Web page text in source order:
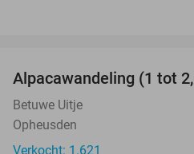
Alpacawandeling (1 tot
Betuwe Uitje
Opheusden
Verkocht: 1.621